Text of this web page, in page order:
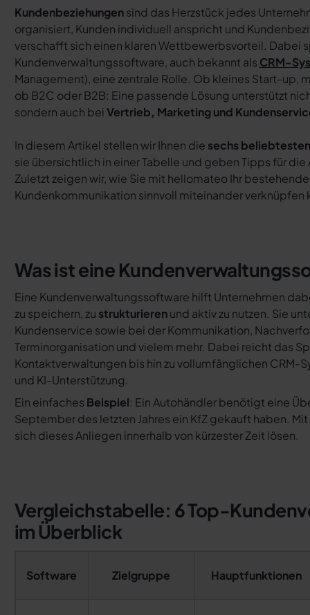
Kundenbeziehungensind das Herzstück jedes
organisiert, Kunden individuell anspricht und
verschafft sich einen klaren Wettbewerbsvorteil. Dabei
Kundenverwaltungssoftware, auch bekannt als CRM-
Management), eine zentrale Rolle. Ob kleines Start-up,
ob B2C oder B2B: Eine passende Lösung unterstützt
sondern auch beiVertrieb, Marketing und
In diesem Artikel stellen wir Ihnen die sechs
sie übersichtlich in einer Tabelle und geben Tipps für
Zuletzt zeigen wir, wie Sie mit hellomateo Ihr
Kundenkommunikation sinnvoll miteinander verknüpfen
Was ist eine
Eine Kundenverwaltungssoftware hilft Unternehmen
zu speichern, zu strukturierenund aktiv zu nutzen. Sie
Kundenservice sowie bei der Kommunikation,
Terminorganisation und vielem mehr. Dabei reicht das
Kontaktverwaltungen bis hin zu vollumfänglichen CRM-
und KI-Unterstützung.
Ein einfaches Beispiel: Ein Autohändler benötigt eine
September des letzten Jahres ein KfZ gekauft haben.
sich dieses Anliegen innerhalb von kürzester Zeit lösen.
Vergleichstabelle: 6 Top-
im Überblick
Software Zielgruppe Hauptfunktionen